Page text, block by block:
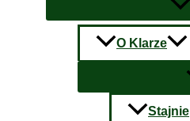
O Klarze
Stajnie